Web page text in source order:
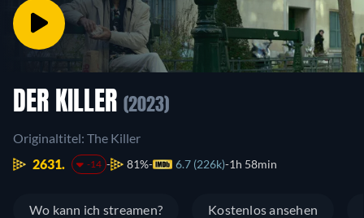
DER KILLER (2023)
Originaltitel: The Killer
2631.
-14 81% 6.7 (226k) 1h 58min
Wo kann ich streamen? Kostenlos ansehen